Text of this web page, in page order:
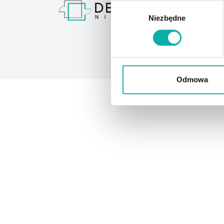
Wybór
Niezbędne
Odmowa
© 2026